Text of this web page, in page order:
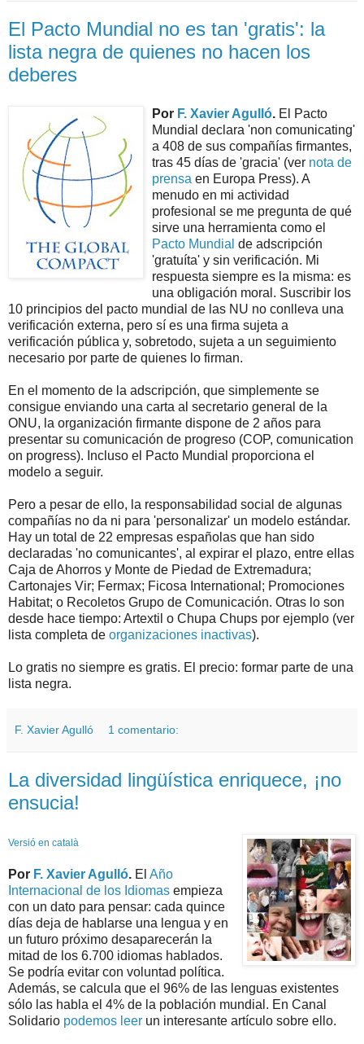
El Pacto Mundial no es tan 'gratis': la
lista negra de quienes no hacen los
deberes
Por F. Xavier Agulló. El Pacto
Mundial declara 'non comunicating'
a 408 de sus compañías firmantes,
tras 45 días de 'gracia' (ver nota de
prensa en Europa Press). A
menudo en mi actividad
profesional se me pregunta de qué
sirve una herramienta como el
Pacto Mundial de adscripción
'gratuíta' y sin verificación. Mi
respuesta siempre es la misma: es
una obligación moral. Suscribir los
10 principios del pacto mundial de las NU no conlleva una
verificación externa, pero sí es una firma sujeta a
verificación pública y, sobretodo, sujeta a un seguimiento
necesario por parte de quienes lo firman.
En el momento de la adscripción, que simplemente se
consigue enviando una carta al secretario general de la
ONU, la organización firmante dispone de 2 años para
presentar su comunicación de progreso (COP, comunication
on progress). Incluso el Pacto Mundial proporciona el
modelo a seguir.
Pero a pesar de ello, la responsabilidad social de algunas
compañías no da ni para 'personalizar' un modelo estándar.
Hay un total de 22 empresas españolas que han sido
declaradas 'no comunicantes', al expirar el plazo, entre ellas
Caja de Ahorros y Monte de Piedad de Extremadura;
Cartonajes Vir; Fermax; Ficosa International; Promociones
Habitat; o Recoletos Grupo de Comunicación. Otras lo son
desde hace tiempo: Artextil o Chupa Chups por ejemplo (ver
lista completa de organizaciones inactivas).
Lo gratis no siempre es gratis. El precio: formar parte de una
lista negra.
F. Xavier Agulló 1 comentario:
La diversidad lingüística enriquece, ¡no
ensucia!
Versió en català
Por F. Xavier Agulló. El Año
Internacional de los Idiomas empieza
con un dato para pensar: cada quince
días deja de hablarse una lengua y en
un futuro próximo desaparecerán la
mitad de los 6.700 idiomas hablados.
Se podría evitar con voluntad política.
Además, se calcula que el 96% de las lenguas existentes
sólo las habla el 4% de la población mundial. En Canal
Solidario podemos leer un interesante artículo sobre ello.